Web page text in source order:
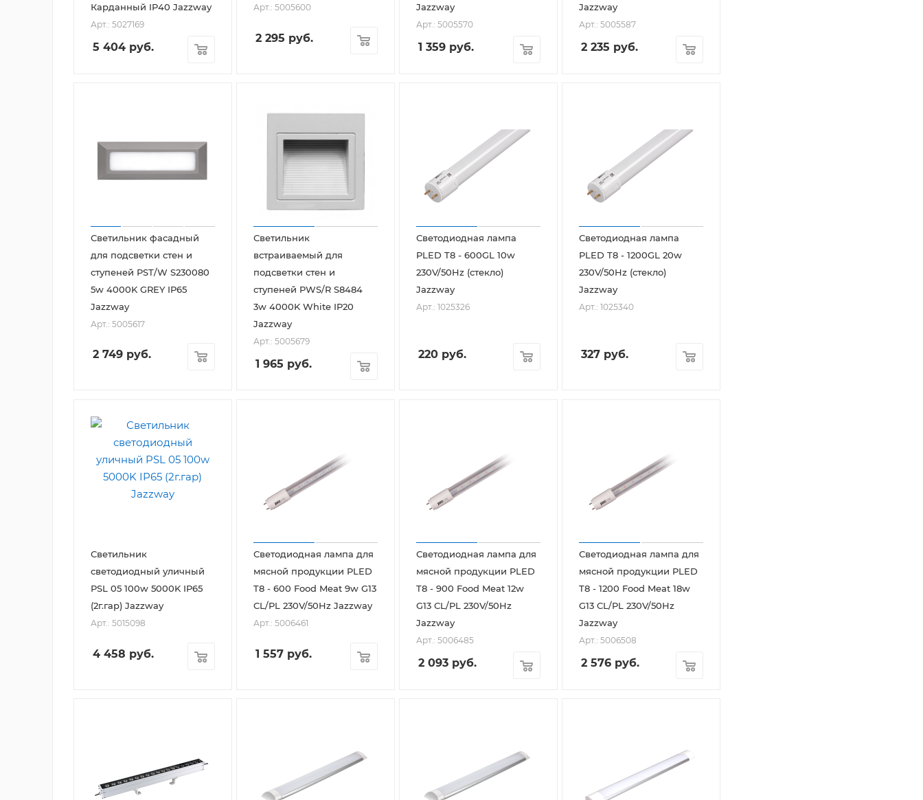
Карданный IP40 Jazzway
Арт.: 5027169
5 404 руб.
Арт.: 5005600
2 295 руб.
Jazzway
Арт.: 5005570
1 359 руб.
Jazzway
Арт.: 5005587
2 235 руб.
Светильник фасадный
для подсветки стен и
ступеней PST/W S230080
5w 4000K GREY IP65
Jazzway
Арт.: 5005617
2 749 руб.
Светильник
встраиваемый для
подсветки стен и
ступеней PWS/R S8484
3w 4000K White IP20
Jazzway
Арт.: 5005679
1 965 руб.
Светодиодная лампа
PLED T8 - 600GL 10w
230V/50Hz (стекло)
Jazzway
Арт.: 1025326
220 руб.
Светодиодная лампа
PLED T8 - 1200GL 20w
230V/50Hz (стекло)
Jazzway
Арт.: 1025340
327 руб.
Светильник
светодиодный уличный
PSL 05 100w 5000K IP65
(2г.гар) Jazzway
Арт.: 5015098
4 458 руб.
Светодиодная лампа для
мясной продукции PLED
T8 - 600 Food Meat 9w G13
CL/PL 230V/50Hz Jazzway
Арт.: 5006461
1 557 руб.
Светодиодная лампа для
мясной продукции PLED
T8 - 900 Food Meat 12w
G13 CL/PL 230V/50Hz
Jazzway
Арт.: 5006485
2 093 руб.
Светодиодная лампа для
мясной продукции PLED
T8 - 1200 Food Meat 18w
G13 CL/PL 230V/50Hz
Jazzway
Арт.: 5006508
2 576 руб.